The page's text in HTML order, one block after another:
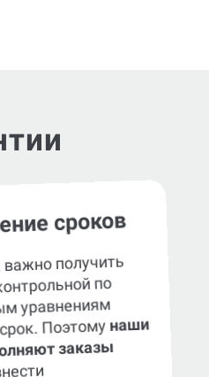
сроков
получить
по
уравнениям
Поэтому наши
заказы